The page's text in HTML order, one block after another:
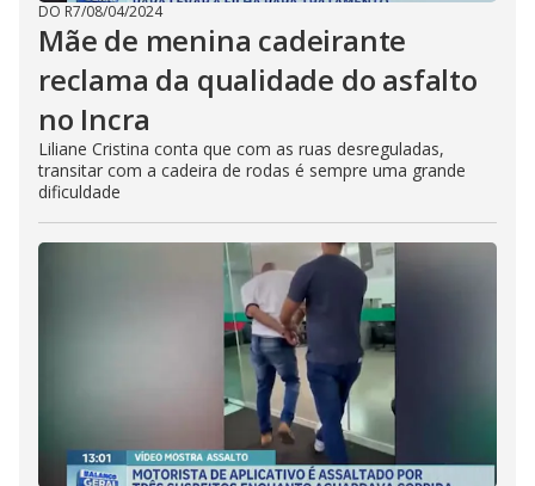
DO R7/08/04/2024
Mãe de menina cadeirante
reclama da qualidade do asfalto
no Incra
Liliane Cristina conta que com as ruas desreguladas,
transitar com a cadeira de rodas é sempre uma grande
dificuldade